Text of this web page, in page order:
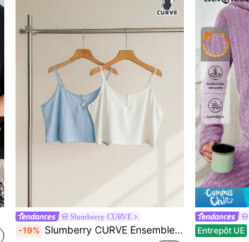
Slumberry CURVE
-19% Slumberry CURVE Ensemble de pyjama 2 pièces, débardeur tricoté côtelé boutonné confortable et short, style décontracté, grande taille Entrepôt UE